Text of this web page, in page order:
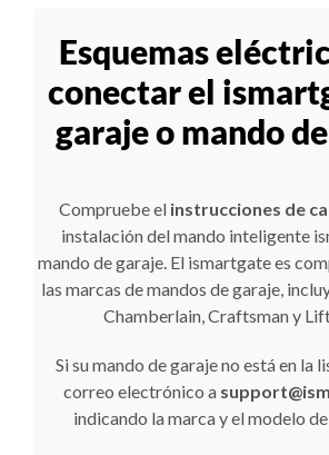
Esquemas
conectar el
garaje o mando
Compruebe el instrucciones de
instalación del mando inteligente
mando de garaje. El ismartgate es
las marcas de mandos de garaje,
Chamberlain, Craftsman y
Si su mando de garaje no está en la
correo electrónico a
indicando la marca y el modelo